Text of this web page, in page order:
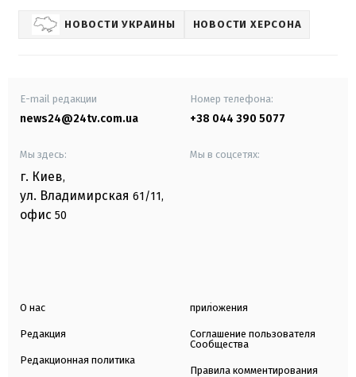
НОВОСТИ УКРАИНЫ НОВОСТИ ХЕРСОНА
E-mail редакции
news24@24tv.com.ua
Номер телефона:
+38 044 390 5077
Мы здесь:
г. Киев,
ул. Владимирская 61/11,
офис 50
Мы в соцсетях:
О нас
Редакция
Редакционная политика
приложения
Соглашение пользователя
Сообщества
Правила комментирования